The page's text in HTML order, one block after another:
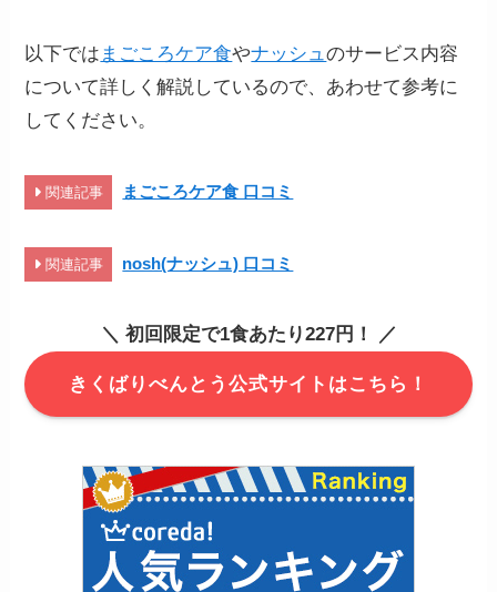
以下では まごころケア食やナッシュのサービス内容
について詳しく解説しているので、あわせて参考に
してください。
関連記事 まごころケア食 口コミ
関連記事 nosh(ナッシュ) 口コミ
＼ 初回限定で1食あたり227円！ ／
きくばりべんとう公式サイトはこちら！